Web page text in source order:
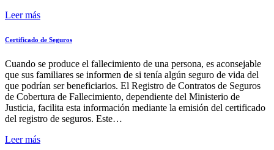
Leer más
Certificado de Seguros
Cuando se produce el fallecimiento de una persona, es aconsejable
que sus familiares se informen de si tenía algún seguro de vida del
que podrían ser beneficiarios. El Registro de Contratos de Seguros
de Cobertura de Fallecimiento, dependiente del Ministerio de
Justicia, facilita esta información mediante la emisión del certificado
del registro de seguros. Este…
Leer más